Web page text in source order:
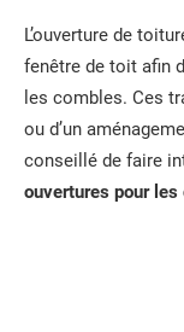
L’ouverture de
fenêtre de toit afin
les combles. Ces
ou d’un
conseillé de faire
ouvertures pour les